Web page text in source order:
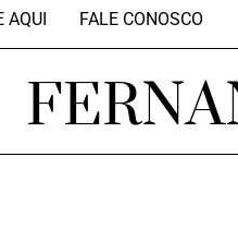
AQUI FALE CONOSCO